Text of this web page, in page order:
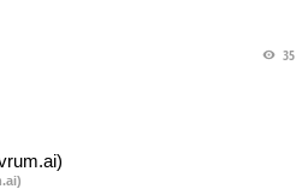
Татфондбанка и Интехбанка. На
35